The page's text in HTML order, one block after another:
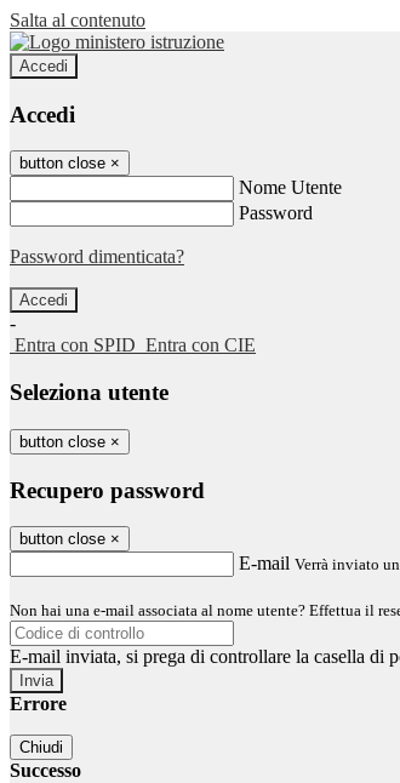
Salta al contenuto
Accedi
Accedi
button close ×
Nome Utente
Password
Password dimenticata?
-
Entra con SPID Entra con CIE
Seleziona utente
button close ×
Recupero password
button close ×
E-mail Verrà inviato
Non hai una e-mail associata al nome utente? Effettua il
E-mail inviata, si prega di controllare la casella di
Errore
Chiudi
Successo